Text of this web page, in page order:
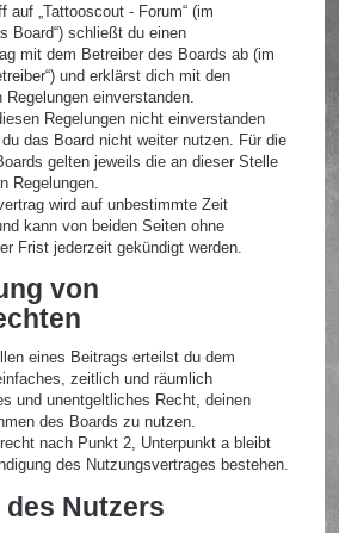
auf „Tattooscout - Forum“ (im
Board“) schließt du einen
mit dem Betreiber des Boards ab (im
und erklärst dich mit den
Regelungen einverstanden.
Regelungen nicht einverstanden
das Board nicht weiter nutzen. Für die
gelten jeweils die an dieser Stelle
Regelungen.
wird auf unbestimmte Zeit
kann von beiden Seiten ohne
Frist jederzeit gekündigt werden.
von
eines Beitrags erteilst du dem
zeitlich und räumlich
und unentgeltliches Recht, deinen
des Boards zu nutzen.
nach Punkt 2, Unterpunkt a bleibt
des Nutzungsvertrages bestehen.
Nutzers